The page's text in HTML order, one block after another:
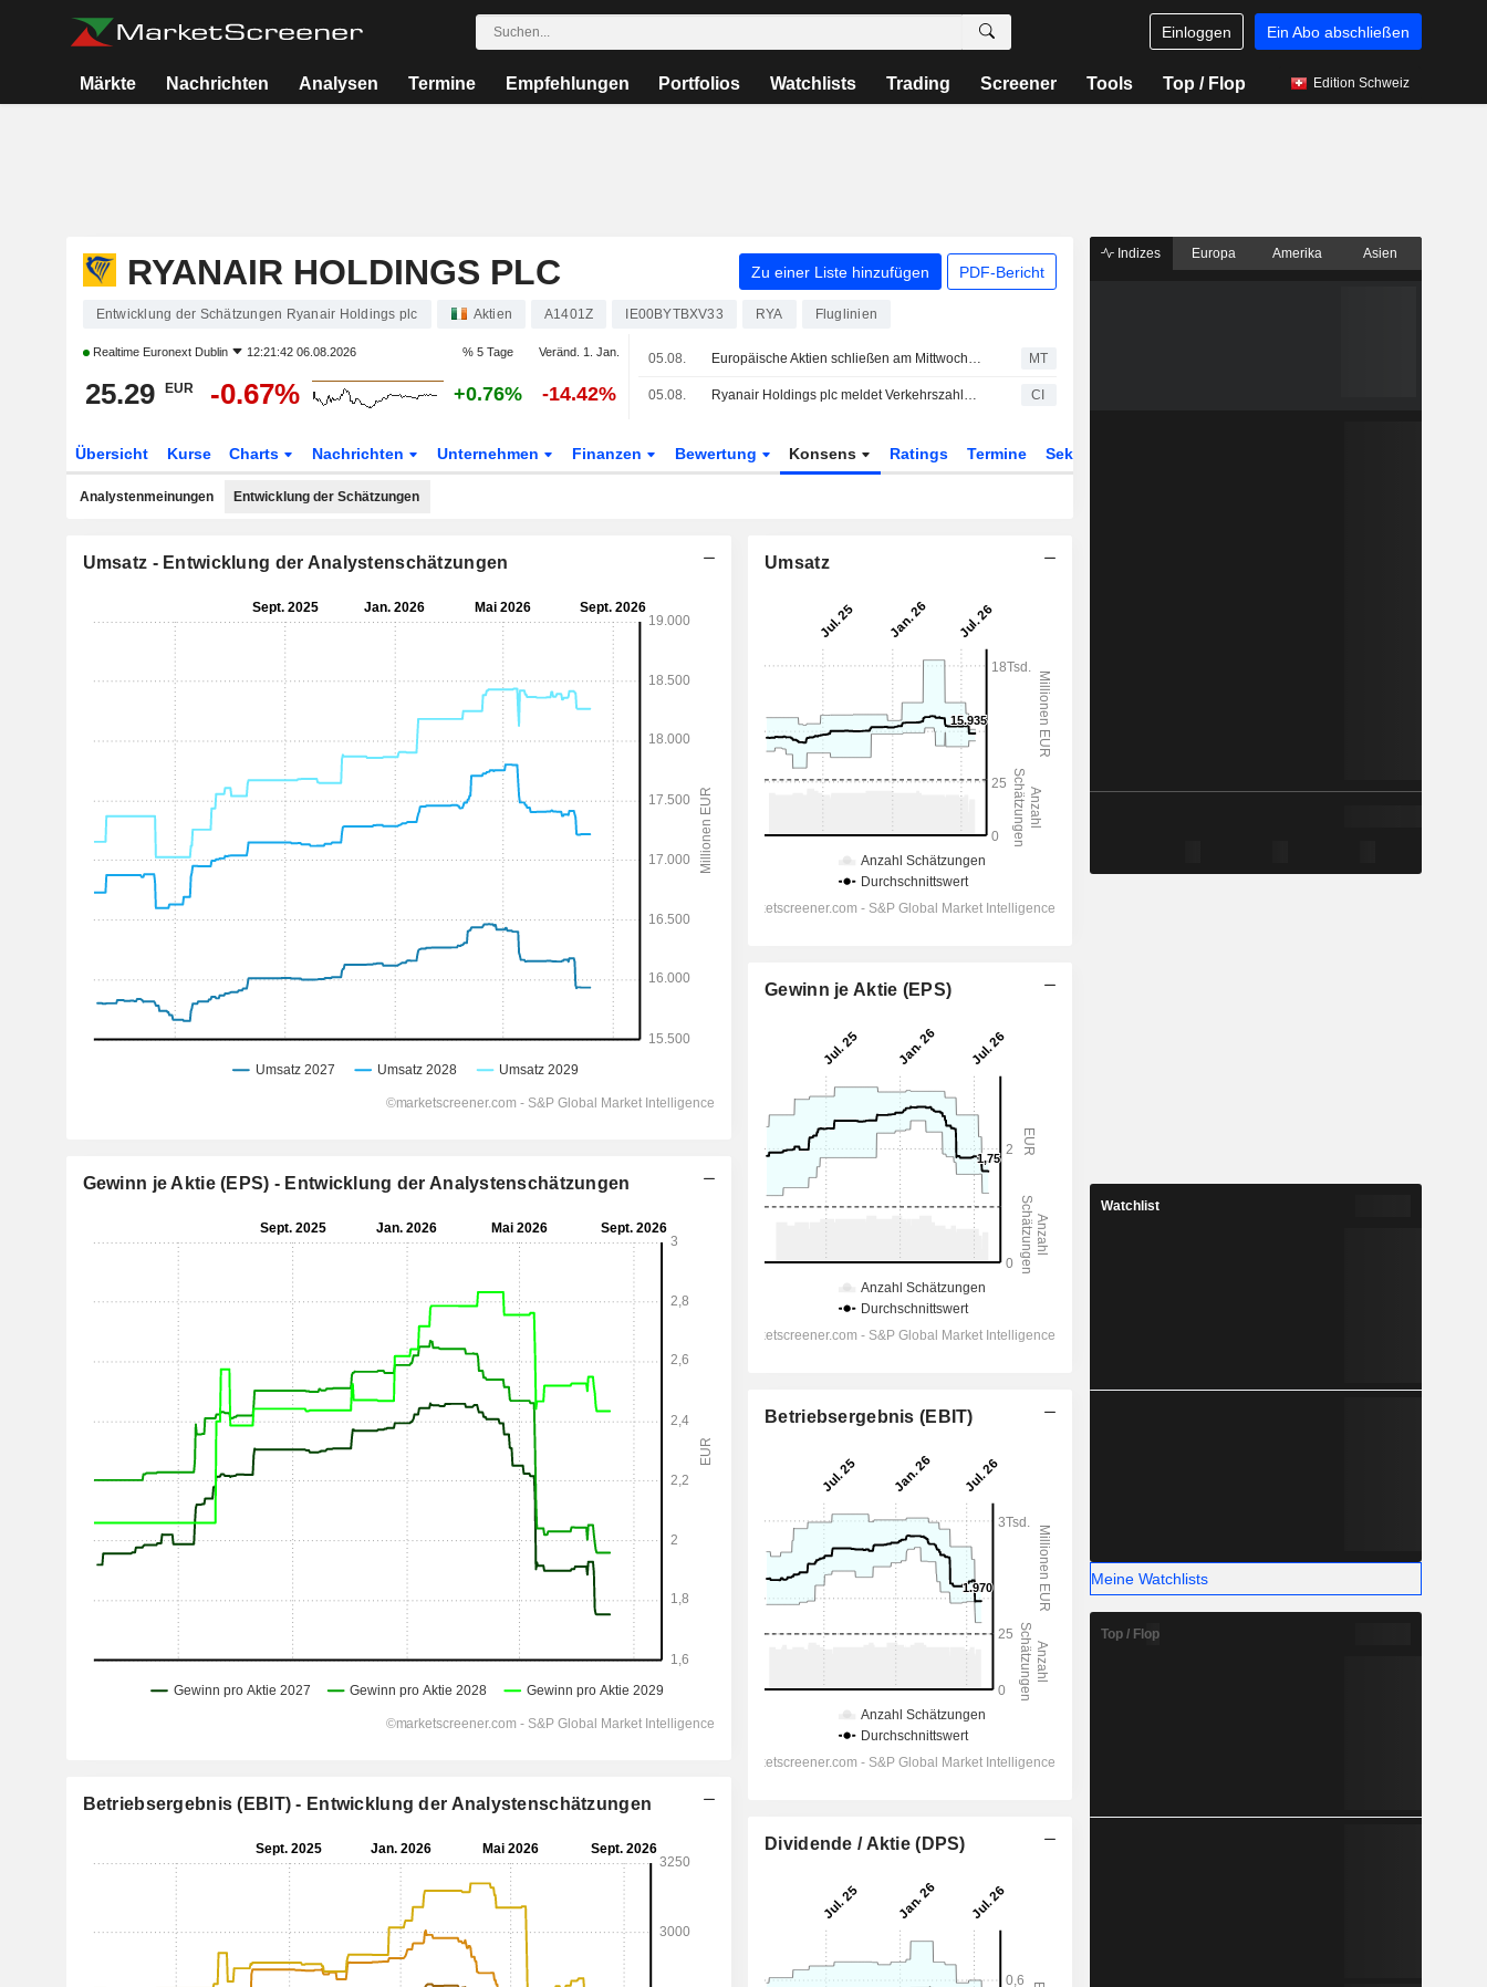
Einloggen Ein Abo abschließen
Märkte Nachrichten Analysen Termine Empfehlungen Portfolios Watchlists Trading Screener Tools Top / Flop Edition Schweiz
RYANAIR HOLDINGS PLC Zu einer Liste hinzufügen PDF-Bericht
Entwicklung der Schätzungen Ryanair Holdings plc Aktien A1401Z IE00BYTBXV33 RYA Fluglinien
Realtime Euronext Dublin 12:21:42 06.08.2026 % 5 Tage Veränd. 1. Jan.
25.29 EUR -0.67% +0.76% -14.42%
05.08. Europäische Aktien schließen am Mittwoch überwiegend fester - Anleger beobachten Entwicklungen im Nahen Osten MT
05.08. Ryanair Holdings plc meldet Verkehrszahlen für den Monat sowie seit Jahresbeginn bis Ende Juli 2026 CI
Übersicht Kurse Charts Nachrichten Unternehmen Finanzen Bewertung Konsens Ratings Termine Sektor
Analystenmeinungen Entwicklung der Schätzungen
Umsatz - Entwicklung der Analystenschätzungen
Gewinn je Aktie (EPS) - Entwicklung der Analystenschätzungen
Betriebsergebnis (EBIT) - Entwicklung der Analystenschätzungen
Umsatz
Gewinn je Aktie (EPS)
Betriebsergebnis (EBIT)
Dividende / Aktie (DPS)
Indizes Europa Amerika Asien
Watchlist
Meine Watchlists
Top / Flop